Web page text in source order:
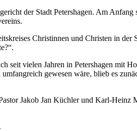
der Stadt Petershagen. Am
Christinnen und Christen in
seit vielen Jahren in Petershagen mit
gewesen wäre, blieb es
Jakob Jan Küchler und Karl-
.